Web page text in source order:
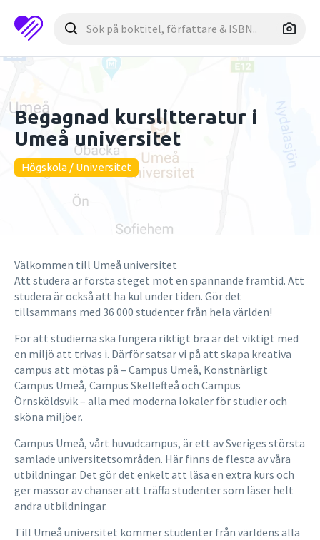
Begagnad kurslitteratur i
Umeå universitet
Högskola / Universitet
Välkommen till Umeå universitet
Att studera är första steget mot en spännande framtid. Att
studera är också att ha kul under tiden. Gör det
tillsammans med 36 000 studenter från hela världen!
För att studierna ska fungera riktigt bra är det viktigt med
en miljö att trivas i. Därför satsar vi på att skapa kreativa
campus att mötas på – Campus Umeå, Konstnärligt
Campus Umeå, Campus Skellefteå och Campus
Örnsköldsvik – alla med moderna lokaler för studier och
sköna miljöer.
Campus Umeå, vårt huvudcampus, är ett av Sveriges största
samlade universitetsområden. Här finns de flesta av våra
utbildningar. Det gör det enkelt att läsa en extra kurs och
ger massor av chanser att träffa studenter som läser helt
andra utbildningar.
Till Umeå universitet kommer studenter från världens alla